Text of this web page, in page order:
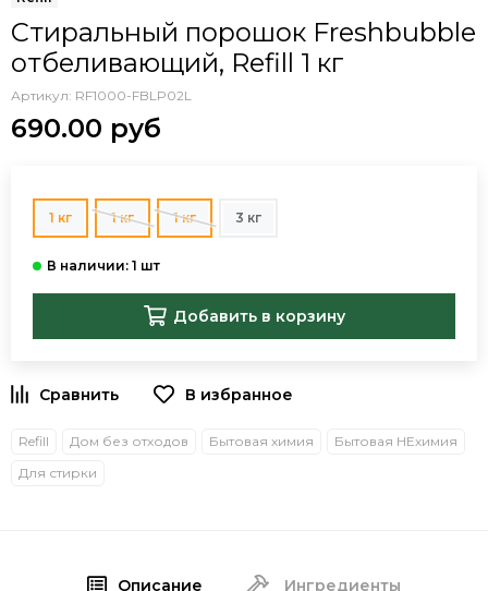
Стиральный порошок Freshbubble
отбеливающий, Refill 1 кг
Артикул: RF1000-FBLP02L
690.00 руб
1 кг 1 кг 1 кг 3 кг
Добавить в корзину
В избранное
Refill Дом без отходов Бытовая химия
Бытовая НЕхимия
Для стирки
Описание
Ингредиенты